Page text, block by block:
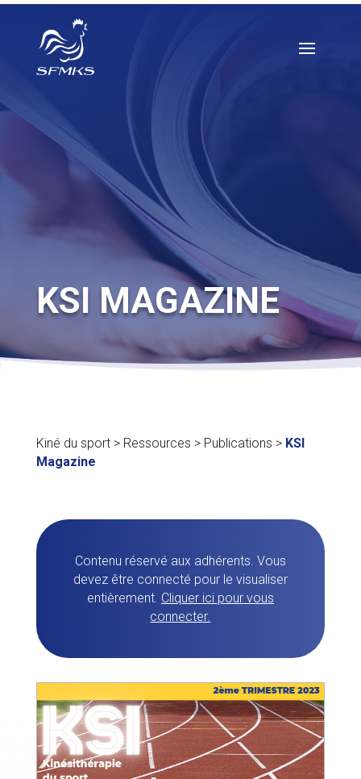
KSI MAGAZINE
Kiné du sport> Ressources > Publications > KSI
Magazine
Contenu réservé aux adhérents. Vous
devez être connecté pour le visualiser
entièrement. Cliquer ici pour vous
connecter.